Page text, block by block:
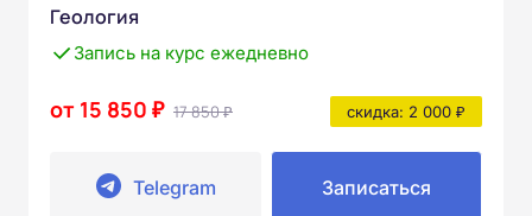
Геология
Запись на курс ежедневно
от 15 850 ₽ 17 850 ₽ скидка: 2 000 ₽
Telegram Записаться